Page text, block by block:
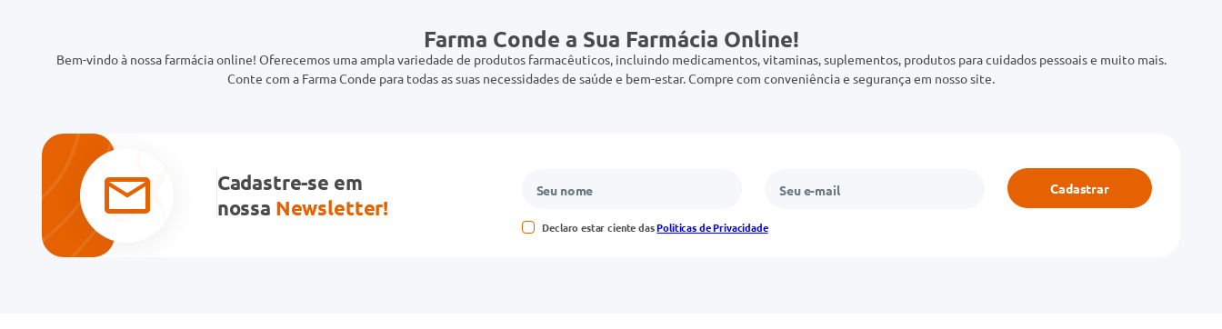
Farma Conde a Sua Farmácia Online!
Bem-vindo à nossa farmácia online! Oferecemos uma ampla variedade de produtos farmacêuticos, incluindo medicamentos, vitaminas, suplementos, produtos para cuidados pessoais e muito mais.
Conte com a Farma Conde para todas as suas necessidades de saúde e bem-estar. Compre com conveniência e segurança em nosso site.
Cadastre-se em
nossa Newsletter!
Declaro estar ciente dasPolíticas de Privacidade
Cadastrar